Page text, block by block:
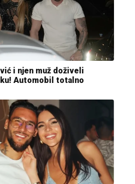
i njen muž doživeli
Automobil totalno